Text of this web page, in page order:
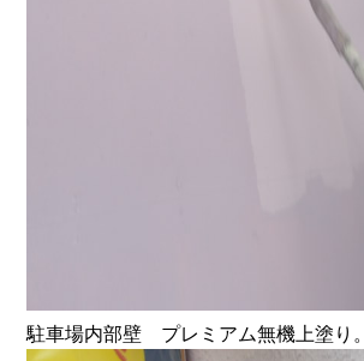
駐車場内部壁 プレミアム無機上塗り。